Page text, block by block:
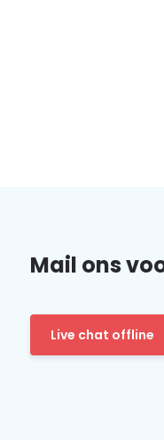
Mail ons
Live chat offline